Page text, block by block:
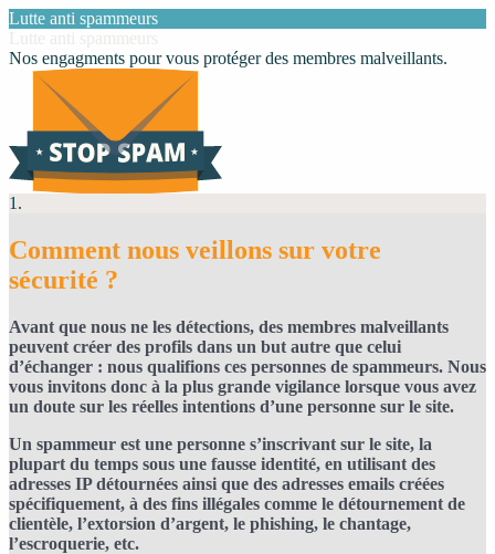
Lutte anti spammeurs
Lutte anti spammeurs
Nos engagments pour vous protéger des membres malveillants.
1.
Comment nous veillons sur votre
sécurité ?
Avant que nous ne les détections, des membres malveillants
peuvent créer des profils dans un but autre que celui
d’échanger : nous qualifions ces personnes de spammeurs. Nous
vous invitons donc à la plus grande vigilance lorsque vous avez
un doute sur les réelles intentions d’une personne sur le site.
Un spammeur est une personne s’inscrivant sur le site, la
plupart du temps sous une fausse identité, en utilisant des
adresses IP détournées ainsi que des adresses emails créées
spécifiquement, à des fins illégales comme le détournement de
clientèle, l’extorsion d’argent, le phishing, le chantage,
l’escroquerie, etc.